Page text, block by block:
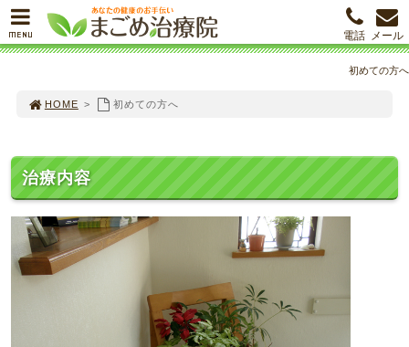
初めての方へ
HOME > 初めての方へ
治療内容
MENU メール
電話